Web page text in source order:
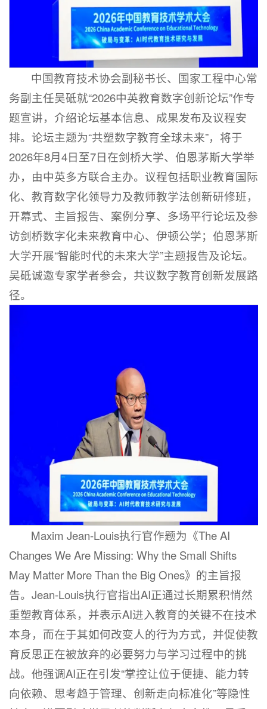
中国教育技术协会副秘书长、国家工程中心常
务副主任吴砥就“2026中英教育数字创新论坛”作专
题宣讲，介绍论坛基本信息、成果发布及议程安
排。论坛主题为“共塑数字教育全球未来”，将于
2026年8月4日至7日在剑桥大学、伯恩茅斯大学举
办，由中英多方联合主办。议程包括职业教育国际
化、教育数字化领导力及教师教学法创新研修班，
开幕式、主旨报告、案例分享、多场平行论坛及参
访剑桥数字化未来教育中心、伊顿公学；伯恩茅斯
大学开展“智能时代的未来大学”主题报告及论坛。
吴砥诚邀专家学者参会，共议数字教育创新发展路
径。
Maxim Jean-Louis执行官作题为《The AI
Changes We Are Missing: Why the Small Shifts
May Matter More Than the Big Ones》的主旨报
告。Jean-Louis执行官指出AI正通过长期累积悄然
重塑教育体系，并表示AI进入教育的关键不在技术
本身，而在于其如何改变人的行为方式，并促使教
育反思正在被放弃的必要努力与学习过程中的挑
战。他强调AI正在引发“掌控让位于便捷、能力转
向依赖、思考趋于管理、创新走向标准化”等隐性